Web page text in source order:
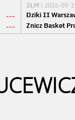
---
---
2LM | 2026-09-
Dziki II
Znicz Basket